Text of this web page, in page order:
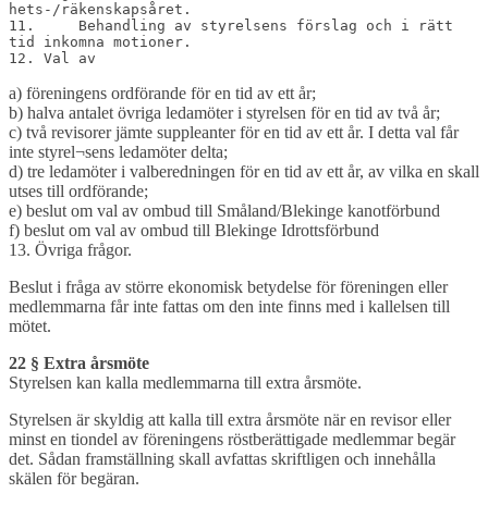
hets-/räkenskapsåret.
11.     Behandling av styrelsens förslag och i rätt
tid inkomna motioner.
12. Val av
a) föreningens ordförande för en tid av ett år;
b) halva antalet övriga ledamöter i styrelsen för en tid av två år;
c) två revisorer jämte suppleanter för en tid av ett år. I detta val får
inte styrel¬sens ledamöter delta;
d) tre ledamöter i valberedningen för en tid av ett år, av vilka en skall
utses till ordförande;
e) beslut om val av ombud till Småland/Blekinge kanotförbund
f) beslut om val av ombud till Blekinge Idrottsförbund
13. Övriga frågor.
Beslut i fråga av större ekonomisk betydelse för föreningen eller
medlemmarna får inte fattas om den inte finns med i kallelsen till
mötet.
22 § Extra årsmöte
Styrelsen kan kalla medlemmarna till extra årsmöte.
Styrelsen är skyldig att kalla till extra årsmöte när en revisor eller
minst en tiondel av föreningens röstberättigade medlemmar begär
det. Sådan framställning skall avfattas skriftligen och innehålla
skälen för begäran.